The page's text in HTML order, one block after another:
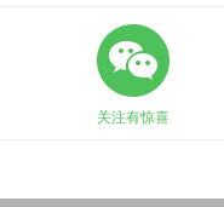
关注有惊喜